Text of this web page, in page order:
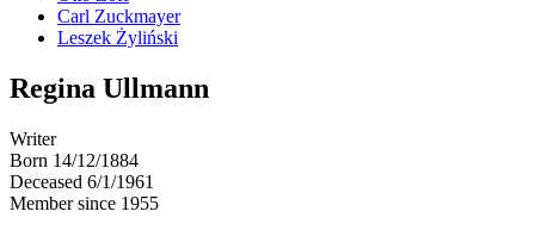
Carl Zuckmayer
Leszek Żyliński
Regina Ullmann
Writer
Born 14/12/1884
Deceased 6/1/1961
Member since 1955